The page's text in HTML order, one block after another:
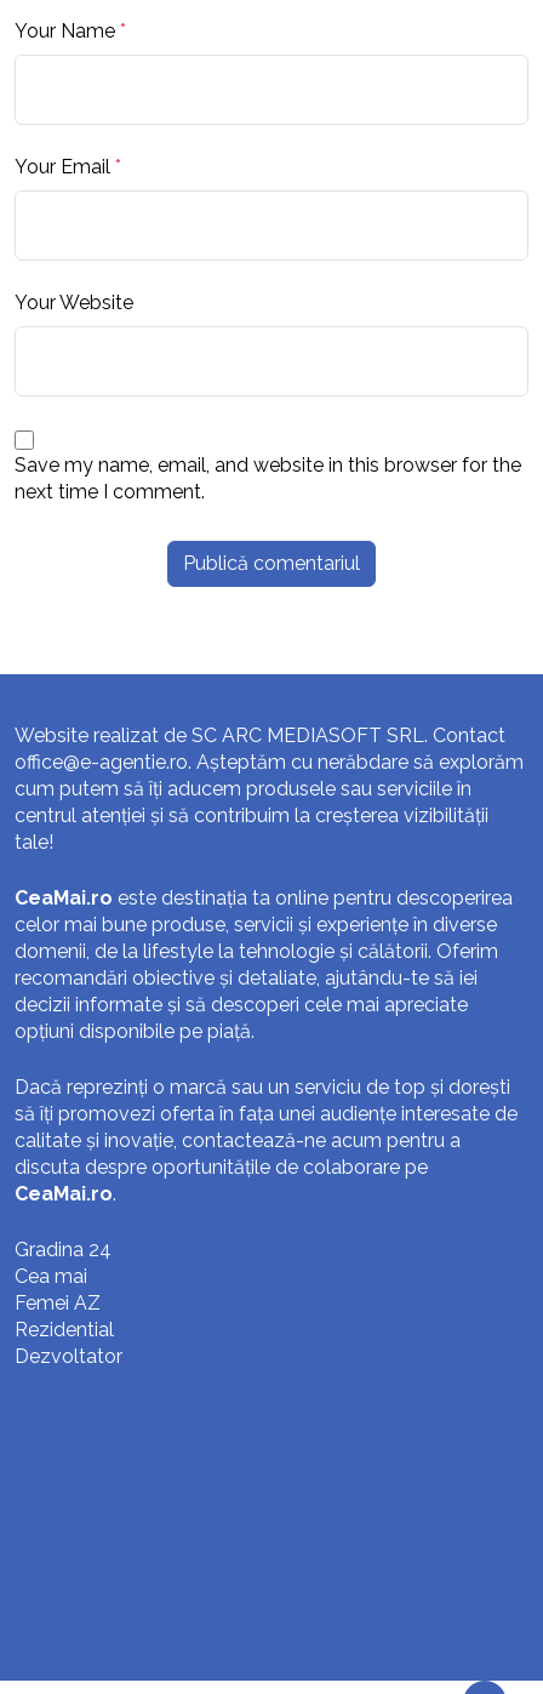
Your Name *
Your Email *
Your Website
Save my name, email, and website in this browser for the
next time I comment.
Website realizat de SC ARC MEDIASOFT SRL. Contact
office@e-agentie.ro. Așteptăm cu nerăbdare să explorăm
cum putem să îți aducem produsele sau serviciile în
centrul atenției și să contribuim la creșterea vizibilității
tale!
CeaMai.ro este destinația ta online pentru descoperirea
celor mai bune produse, servicii și experiențe în diverse
domenii, de la lifestyle la tehnologie și călătorii. Oferim
recomandări obiective și detaliate, ajutându-te să iei
decizii informate și să descoperi cele mai apreciate
opțiuni disponibile pe piață.
Dacă reprezinți o marcă sau un serviciu de top și dorești
să îți promovezi oferta în fața unei audiențe interesate de
calitate și inovație, contactează-ne acum pentru a
discuta despre oportunitățile de colaborare pe
CeaMai.ro.
Gradina 24
Cea mai
Femei AZ
Rezidential
Dezvoltator